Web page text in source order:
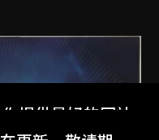
提供最好的网站